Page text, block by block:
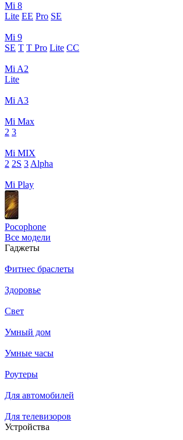
Mi 8
Lite EE Pro SE
Mi 9
SE T T Pro Lite CC
Mi A2
Lite
Mi A3
Mi Max
2 3
Mi MIX
2 2S 3 Alpha
Mi Play
Pocophone
Все модели
Гаджеты
Фитнес браслеты
Здоровье
Свет
Умный дом
Умные часы
Роутеры
Для автомобилей
Для телевизоров
Устройства